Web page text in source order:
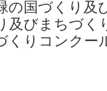
の国づくり及
及びまちづく
くりコンクー